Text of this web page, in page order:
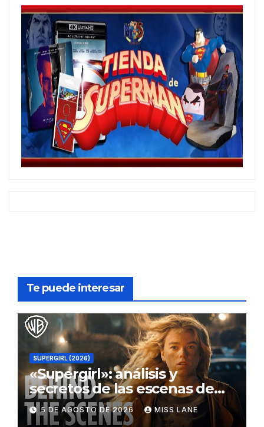
Te puede interesar
SUPERGIRL (2026)
«Supergirl»: análisis y
secretos de las escenas de
lucha
5 DE AGOSTO DE 2026 MISS LANE